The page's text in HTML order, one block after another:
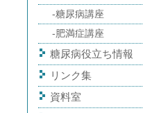
糖尿病講座
肥満症講座
糖尿病役立ち情報
リンク集
資料室